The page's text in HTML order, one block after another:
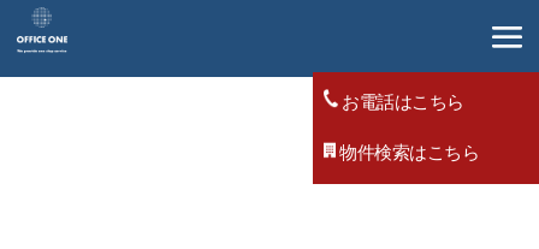
お電話はこちら
物件検索はこちら